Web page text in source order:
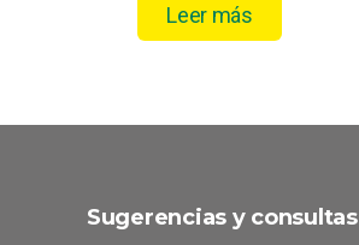
Leer más
Sugerencias y consultas